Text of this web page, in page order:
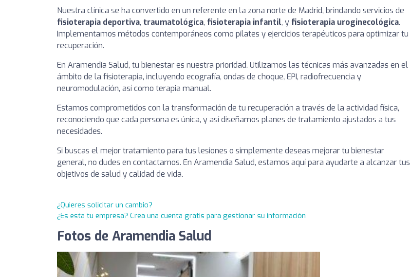
Nuestra clínica se ha convertido en un referente en la zona norte de Madrid, brindando servicios de
fisioterapia deportiva, traumatológica, fisioterapia infantil, y fisioterapia uroginecológica.
Implementamos métodos contemporáneos como pilates y ejercicios terapéuticos para optimizar tu
recuperación.
En Aramendia Salud, tu bienestar es nuestra prioridad. Utilizamos las técnicas más avanzadas en el
ámbito de la fisioterapia, incluyendo ecografía, ondas de choque, EPI, radiofrecuencia y
neuromodulación, así como terapia manual.
Estamos comprometidos con la transformación de tu recuperación a través de la actividad física,
reconociendo que cada persona es única, y así diseñamos planes de tratamiento ajustados a tus
necesidades.
Si buscas el mejor tratamiento para tus lesiones o simplemente deseas mejorar tu bienestar
general, no dudes en contactarnos. En Aramendia Salud, estamos aquí para ayudarte a alcanzar tus
objetivos de salud y calidad de vida.
¿Quieres solicitar un cambio?
¿Es esta tu empresa? Crea una cuenta gratis para gestionar su información
Fotos de Aramendia Salud